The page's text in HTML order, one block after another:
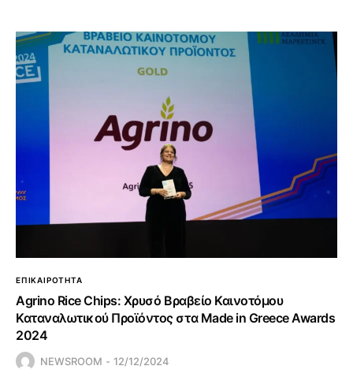
ΕΠΙΚΑΙΡΟΤΗΤΑ
Agrino Rice Chips: Χρυσό Βραβείο Καινοτόμου
Καταναλωτικού Προϊόντος στα Made in Greece Awards
2024
NEWSROOM 12/12/2024